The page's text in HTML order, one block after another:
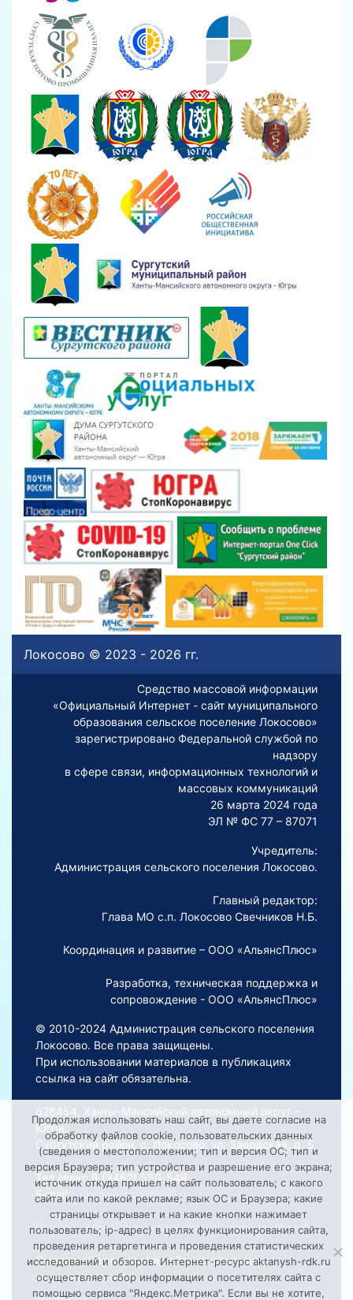
Локосово © 2023 - 2026 гг.
Средство массовой информации
«Официальный Интернет - сайт муниципального
образования сельское поселение Локосово»
зарегистрировано Федеральной службой по
надзору
в сфере связи, информационных технологий и
массовых коммуникаций
26 марта 2024 года
ЭЛ № ФС 77 – 87071
Учредитель:
Администрация сельского поселения Локосово.
Главный редактор:
Глава МО с.п. Локосово Свечников Н.Б.
Координация и развитие – ООО «АльянсПлюс»
Разработка, техническая поддержка и
сопровождение - ООО «АльянсПлюс»
© 2010-2024 Администрация сельского поселения
Локосово. Все права защищены.
При использовании материалов в публикациях
ссылка на сайт обязательна.
628454, Ханты-Мансийский автономный округ –
Югра,
Сургутский район, с. Локосово, ул. Заводская, д. 5
Тел./факс 8 (3462) 550-548
E-mail:Lokosovoadm@mail.ru
Порядок обработки персональных данных на сайте
Смещение времени на сайте относительно
московского: +2 ч.
Продолжая использовать наш сайт, вы даете согласие на
обработку файлов cookie, пользовательских данных
(сведения о местоположении; тип и версия ОС; тип и
версия Браузера; тип устройства и разрешение его экрана;
источник откуда пришел на сайт пользователь; с какого
сайта или по какой рекламе; язык ОС и Браузера; какие
страницы открывает и на какие кнопки нажимает
пользователь; ip-адрес) в целях функционирования сайта,
проведения ретаргетинга и проведения статистических
исследований и обзоров. Интернет-ресурс aktanysh-rdk.ru
осуществляет сбор информации о посетителях сайта с
помощью сервиса "Яндекс.Метрика". Если вы не хотите,